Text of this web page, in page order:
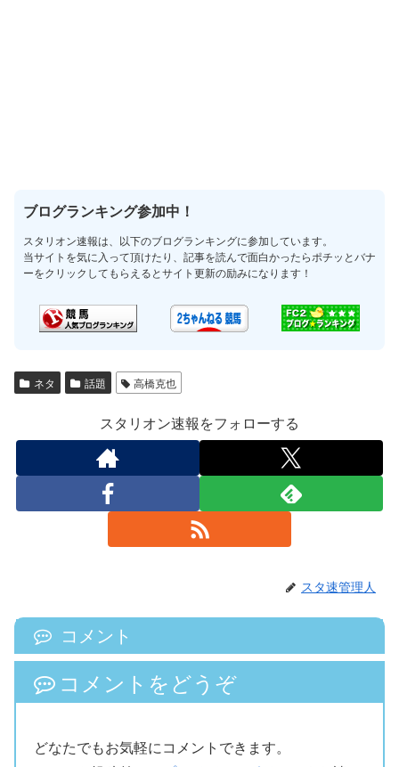
ブログランキング参加中！
スタリオン速報は、以下のブログランキングに参加しています。
当サイトを気に入って頂けたり、記事を読んで面白かったらポチッとバナ
ーをクリックしてもらえるとサイト更新の励みになります！
ネタ 話題 高橋克也
スタリオン速報をフォローする
スタ速管理人
コメント
コメントをどうぞ
どなたでもお気軽にコメントできます。